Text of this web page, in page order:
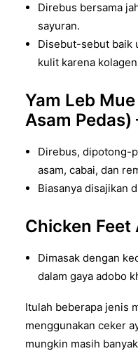
Direbus bersama
sayuran.
Disebut-sebut baik
kulit karena
Yam Leb
Asam Pedas)
Direbus, dipotong-
asam, cabai, dan
Biasanya disajikan
Chicken Feet
Dimasak dengan
dalam gaya adobo
Itulah beberapa jenis
menggunakan ceker
mungkin masih